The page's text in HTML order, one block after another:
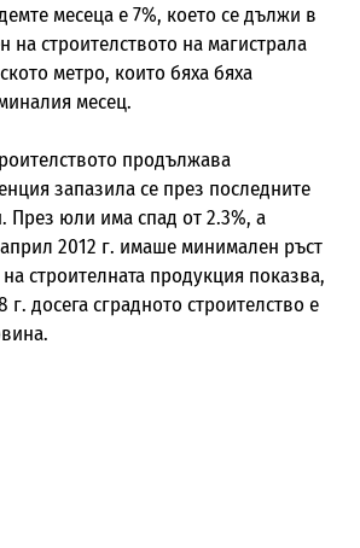
месеца е 7%, което се дължи в
на строителството на магистрала
метро, които бяха бяха
месец.
продължава
запазила се през последните
През юли има спад от 2.3%, а
2012 г. имаше минимален ръст
строителната продукция показва,
г. досега сградното строителство е